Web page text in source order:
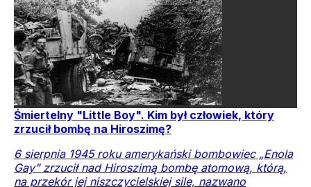
Śmiertelny "Little Boy". Kim był człowiek, który
zrzucił bombę na Hiroszimę?
6 sierpnia 1945 roku amerykański bombowiec „Enola
Gay” zrzucił nad Hiroszimą bombę atomową, którą,
na przekór jej niszczycielskiej sile, nazwano